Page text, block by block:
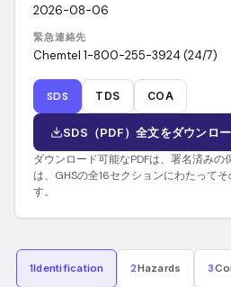
2026-08-06
緊急連絡先
Chemtel 1-800-255-3924 (24/7)
SDS TDS COA
SDS（PDF）全文をダウンロ
ダウンロード可能なPDFは、署名済みの
は、GHSの全16セクションにわたって
す。
1Identification 2Hazards 3